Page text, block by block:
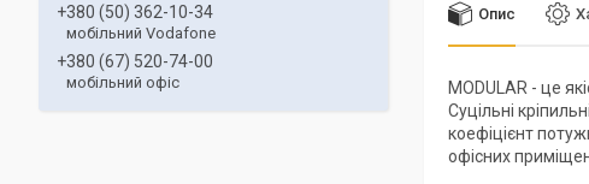
Опис
MODULAR - це
Суцільні
коефіцієнт
офісних
+380 (50) 362-10-34
мобільний Vodafone
+380 (67) 520-74-00
мобільний офіс